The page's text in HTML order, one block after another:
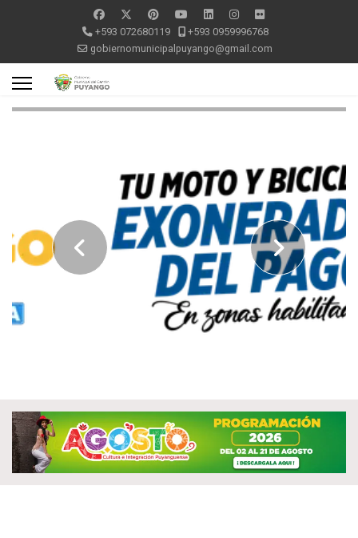
+593 072680119
+593 0959996768
gobiernomunicipalpuyango@gmail.com